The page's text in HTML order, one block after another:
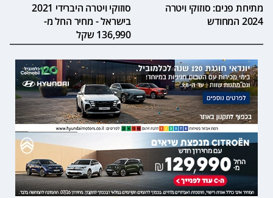
מתיחת פנים: סוזוקי ויטרה
2024 המחודש
סוזוקי ויטרה היברידי 2021
בישראל - מחיר החל מ-
136,990 שקל